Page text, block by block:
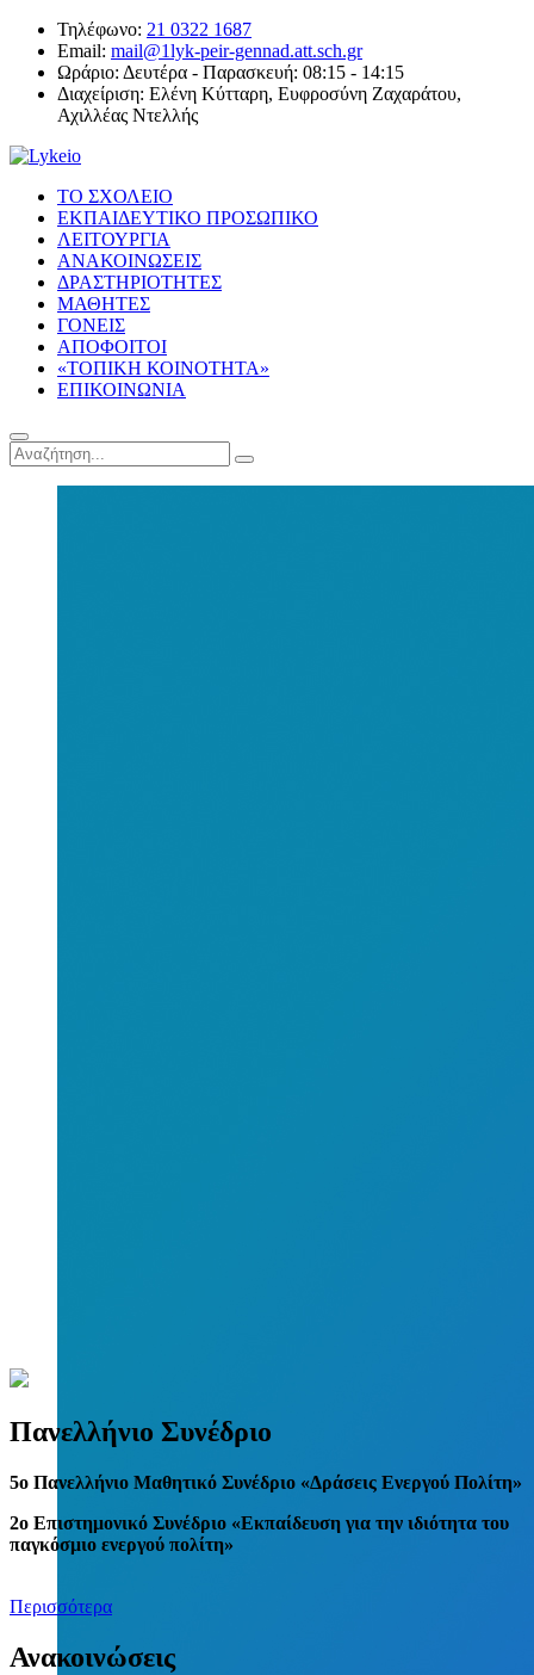
Τηλέφωνο: 21 0322 1687
Email: mail@1lyk-peir-gennad.att.sch.gr
Ωράριο: Δευτέρα - Παρασκευή: 08:15 - 14:15
Διαχείριση: Ελένη Κύτταρη, Ευφροσύνη Ζαχαράτου,
Αχιλλέας Ντελλής
ΤΟ ΣΧΟΛΕΙΟ
ΕΚΠΑΙΔΕΥΤΙΚΟ ΠΡΟΣΩΠΙΚΟ
ΛΕΙΤΟΥΡΓΙΑ
ΑΝΑΚΟΙΝΩΣΕΙΣ
ΔΡΑΣΤΗΡΙΟΤΗΤΕΣ
ΜΑΘΗΤΕΣ
ΓΟΝΕΙΣ
ΑΠΟΦΟΙΤΟΙ
«ΤΟΠΙΚΗ ΚΟΙΝΟΤΗΤΑ»
ΕΠΙΚΟΙΝΩΝΙΑ
Πανελλήνιο Συνέδριο
5o Πανελλήνιο Μαθητικό Συνέδριο «Δράσεις Ενεργού Πολίτη»
2ο Επιστημονικό Συνέδριο «Εκπαίδευση για την ιδιότητα του
παγκόσμιο ενεργού πολίτη»
Περισσότερα
Ανακοινώσεις